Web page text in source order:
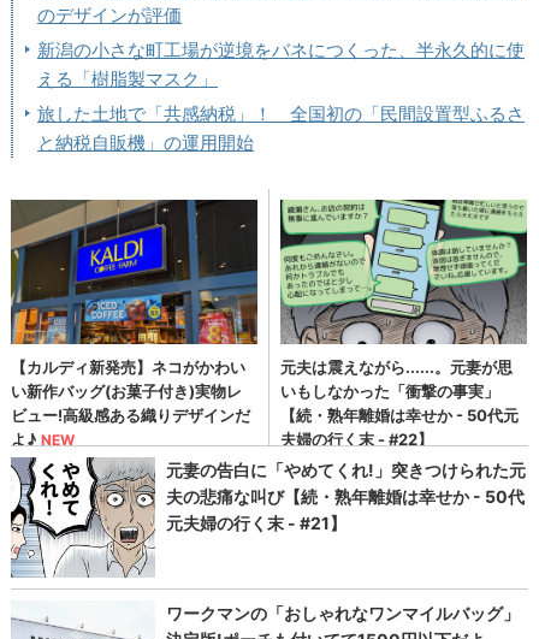
のデザインが評価
新潟の小さな町工場が逆境をバネにつくった、半永久的に使
える「樹脂製マスク」
旅した土地で「共感納税」！ 全国初の「民間設置型ふるさ
と納税自販機」の運用開始